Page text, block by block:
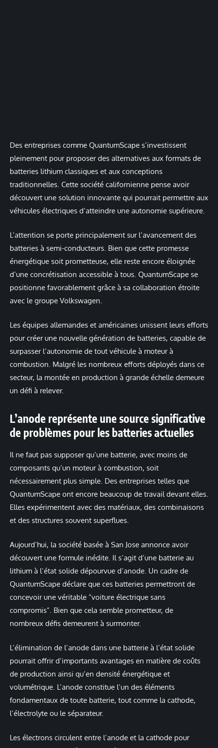
Des entreprises comme QuantumScape s’investissent
pleinement pour proposer des alternatives aux formats de
batteries lithium classiques et aux conceptions
traditionnelles. Cette société californienne pense avoir
découvert une solution innovante qui pourrait permettre aux
véhicules électriques d’atteindre une autonomie supérieure.
L’attention se porte principalement sur l’avancement des
batteries à semi-conducteurs. Bien que cette promesse
énergétique soit prometteuse, elle reste encore éloignée
d’une concrétisation accessible à tous. QuantumScape se
positionne favorablement grâce à sa collaboration étroite
avec le groupe Volkswagen.
Les équipes allemandes et américaines unissent leurs efforts
pour créer une nouvelle génération de batteries, capable de
surpasser l’autonomie de tout véhicule à moteur à
combustion. Malgré les nombreux efforts déployés dans ce
secteur, la montée en production à grande échelle demeure
un défi à relever.
L’anode représente une source significative
de problèmes pour les batteries actuelles
Il ne faut pas supposer qu’une batterie, avec moins de
composants qu’un moteur à combustion, soit
nécessairement plus simple. Des entreprises telles que
QuantumScape ont encore beaucoup de travail devant elles.
Elles expérimentent avec des matériaux, des combinaisons
et des structures souvent superflues.
Aujourd’hui, la société basée à San Jose annonce avoir
découvert une formule inédite. Il s’agit d’une batterie au
lithium à l’état solide dépourvue d’anode. Un cadre de
QuantumScape déclare que ces batteries permettront de
concevoir une véritable “voiture électrique sans
compromis”. Bien que cela semble prometteur, de
nombreux défis demeurent à surmonter.
L’élimination de l’anode dans une batterie à l’état solide
pourrait offrir d’importants avantages en matière de coûts
de production ainsi qu’en densité énergétique et
volumétrique. L’anode constitue l’un des éléments
fondamentaux de toute batterie, tout comme la cathode,
l’électrolyte ou le séparateur.
Les électrons circulent entre l’anode et la cathode pour